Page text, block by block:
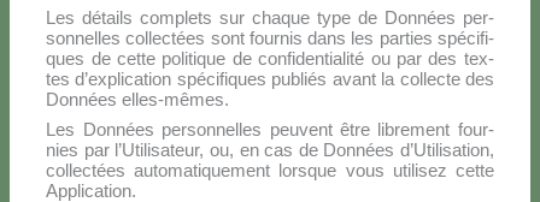
Les dé­tails com­ple­ts sur cha­que ty­pe de Don­nées per­
son­nel­les col­lec­tées sont four­nis dans les par­ties spé­ci­fi­
ques de cet­te po­li­ti­que de con­fi­den­tia­li­té ou par des tex­
tes d’explication spé­ci­fi­ques pu­bliés avant la col­lec­te des
Don­nées el­les-mê­mes.
Les Don­nées per­son­nel­les peu­vent être li­bre­ment four­
nies par l’Utilisateur, ou, en cas de Don­nées d’Utilisation,
col­lec­tées au­to­ma­ti­que­ment lor­sque vous uti­li­sez cet­te
Ap­pli­ca­tion.